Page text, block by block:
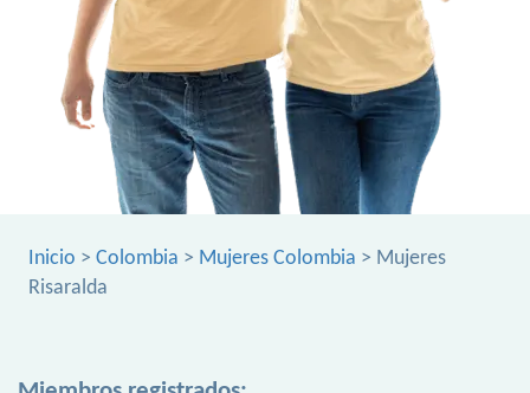
Inicio > Colombia > Mujeres Colombia > Mujeres
Risaralda